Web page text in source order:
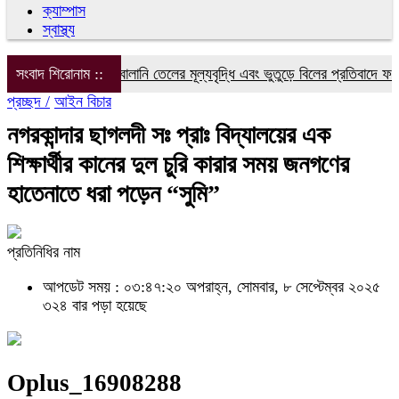
ক্যাম্পাস
স্বাস্থ্য
সংবাদ শিরোনাম ::
বিদ্যুৎ, গ্যাস ও জ্বালানি তেলের মূল্যবৃদ্ধি এবং ভুতুড়ে বিলের প্রতিবাদে
প্রচ্ছদ / আইন বিচার
নগরকান্দার ছাগলদী সঃ প্রাঃ বিদ্যালয়ের এক
‌শিক্ষার্থীর ‌কানের দুল চুরি কারার সময় জনগণের
হাতেনাতে ধরা পড়েন “সুমি”
প্রতিনিধির নাম
আপডেট সময় : ০৩:৪৭:২০ অপরাহ্ন, সোমবার, ৮ সেপ্টেম্বর ২০২৫
৩২৪ বার পড়া হয়েছে
Oplus_16908288